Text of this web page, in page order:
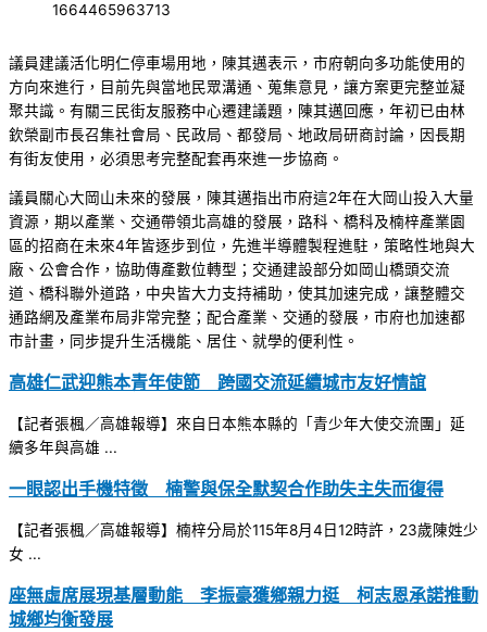
1664465963713
議員建議活化明仁停車場用地，陳其邁表示，市府朝向多功能使用的
方向來進行，目前先與當地民眾溝通、蒐集意見，讓方案更完整並凝
聚共識。有關三民街友服務中心遷建議題，陳其邁回應，年初已由林
欽榮副市長召集社會局、民政局、都發局、地政局研商討論，因長期
有街友使用，必須思考完整配套再來進一步協商。
議員關心大岡山未來的發展，陳其邁指出市府這2年在大岡山投入大量
資源，期以產業、交通帶領北高雄的發展，路科、橋科及楠梓產業園
區的招商在未來4年皆逐步到位，先進半導體製程進駐，策略性地與大
廠、公會合作，協助傳產數位轉型；交通建設部分如岡山橋頭交流
道、橋科聯外道路，中央皆大力支持補助，使其加速完成，讓整體交
通路網及產業布局非常完整；配合產業、交通的發展，市府也加速都
市計畫，同步提升生活機能、居住、就學的便利性。
高雄仁武迎熊本青年使節 跨國交流延續城市友好情誼
【記者張楓／高雄報導】來自日本熊本縣的「青少年大使交流團」延
續多年與高雄 ...
一眼認出手機特徵 楠警與保全默契合作助失主失而復得
【記者張楓／高雄報導】楠梓分局於115年8月4日12時許，23歲陳姓少
女 ...
座無虛席展現基層動能 李振豪獲鄉親力挺 柯志恩承諾推動
城鄉均衡發展